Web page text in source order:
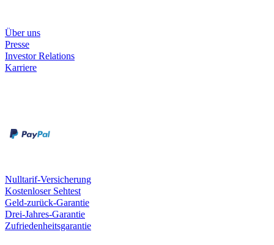
Über uns
Presse
Investor Relations
Karriere
Nulltarif-Versicherung
Kostenloser Sehtest
Geld-zurück-Garantie
Drei-Jahres-Garantie
Zufriedenheitsgarantie